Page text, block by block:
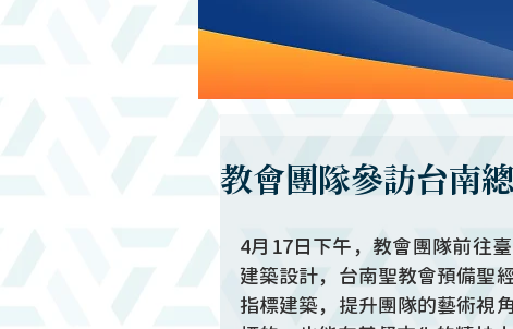
教會團隊參訪台南
4月17日下午，教會團隊前往
建築設計，台南聖教會預備聖
指標建築，提升團隊的藝術視